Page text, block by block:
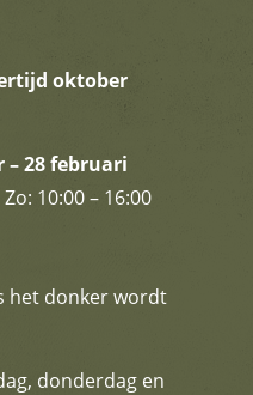
oktober
28 februari
10:00 – 16:00
het donker wordt
donderdag en